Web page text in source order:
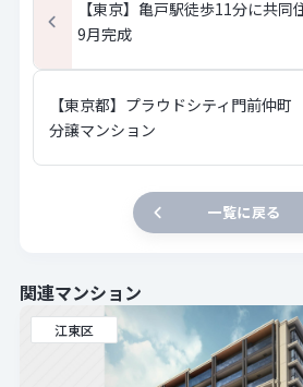
【東京】亀戸駅徒歩11分に共
9月完成
【東京都】プラウドシティ門前仲
分譲マンション
一覧に戻る
関連マンション
江東区